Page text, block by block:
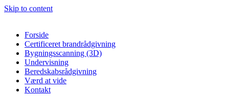
Skip to content
Forside
Certificeret brandrådgivning
Bygningsscanning (3D)
Undervisning
Beredskabsrådgivning
Værd at vide
Kontakt